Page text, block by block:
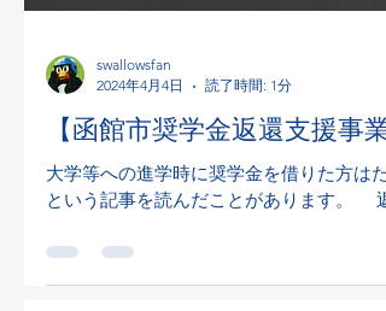
swallowsfan
2024年4月4日
読了時間: 1分
【函館市奨学金返還支援事
という記事を読んだことがあります。